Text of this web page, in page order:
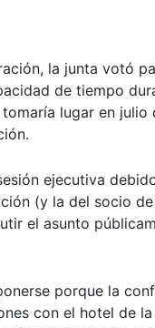
la junta votó
de tiempo
lugar en
ejecutiva
(y la del socio
el asunto
porque la
con el hotel de